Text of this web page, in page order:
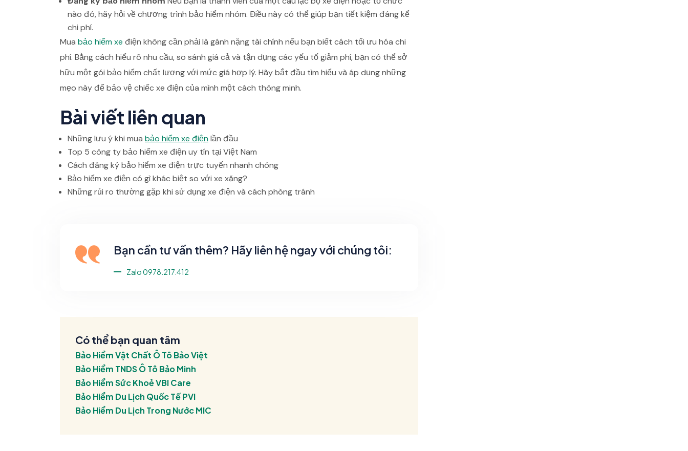
nào đó, hãy hỏi về chương trình bảo hiểm nhóm. Điều này có thể giúp bạn tiết kiệm đáng kể
chi phí.
Mua bảo hiểm xe điện không cần phải là gánh nặng tài chính nếu bạn biết cách tối ưu hóa chi
phí. Bằng cách hiểu rõ nhu cầu, so sánh giá cả và tận dụng các yếu tố giảm phí, bạn có thể sở
hữu một gói bảo hiểm chất lượng với mức giá hợp lý. Hãy bắt đầu tìm hiểu và áp dụng những
mẹo này để bảo vệ chiếc xe điện của mình một cách thông minh.
Bài viết liên quan
Những lưu ý khi mua bảo hiểm xe điệnlần đầu
Top 5 công ty bảo hiểm xe điện uy tín tại Việt Nam
Cách đăng ký bảo hiểm xe điện trực tuyến nhanh chóng
Bảo hiểm xe điện có gì khác biệt so với xe xăng?
Những rủi ro thường gặp khi sử dụng xe điện và cách phòng tránh
Bạn cần tư vấn thêm? Hãy liên hệ ngay với chúng tôi:
Zalo 0978.217.412
Có thể bạn quan tâm
Bảo Hiểm Vật Chất Ô Tô Bảo Việt
Bảo Hiểm TNDS Ô Tô Bảo Minh
Bảo Hiểm Sức Khoẻ VBI Care
Bảo Hiểm Du Lịch Quốc Tế PVI
Bảo Hiểm Du Lịch Trong Nước MIC